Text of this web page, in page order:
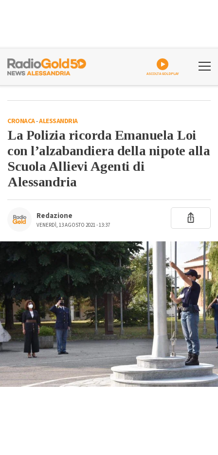
ASCOLTA GOLDPLAY
CRONACA-ALESSANDRIA
La Polizia ricorda Emanuela Loi
con l’alzabandiera della nipote alla
Scuola Allievi Agenti di
Alessandria
Redazione
VENERDÌ, 13 AGOSTO 2021 - 13:37